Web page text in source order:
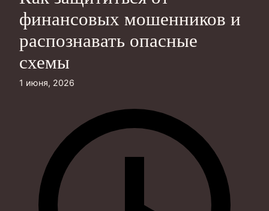
финансовых мошенников и
распознавать опасные
схемы
1 июня, 2026